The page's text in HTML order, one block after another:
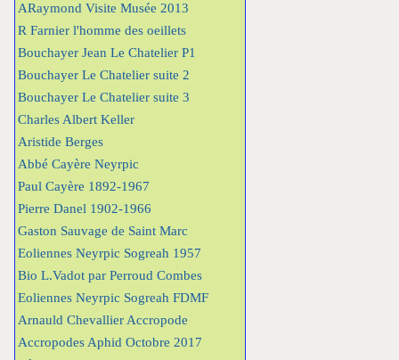
ARaymond Visite Musée 2013
R Farnier l'homme des oeillets
Bouchayer Jean Le Chatelier P1
Bouchayer Le Chatelier suite 2
Bouchayer Le Chatelier suite 3
Charles Albert Keller
Aristide Berges
Abbé Cayère Neyrpic
Paul Cayère 1892-1967
Pierre Danel 1902-1966
Gaston Sauvage de Saint Marc
Eoliennes Neyrpic Sogreah 1957
Bio L.Vadot par Perroud Combes
Eoliennes Neyrpic Sogreah FDMF
Arnauld Chevallier Accropode
Accropodes Aphid Octobre 2017